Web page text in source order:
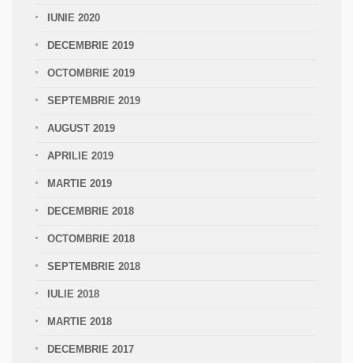
IUNIE 2020
DECEMBRIE 2019
OCTOMBRIE 2019
SEPTEMBRIE 2019
AUGUST 2019
APRILIE 2019
MARTIE 2019
DECEMBRIE 2018
OCTOMBRIE 2018
SEPTEMBRIE 2018
IULIE 2018
MARTIE 2018
DECEMBRIE 2017